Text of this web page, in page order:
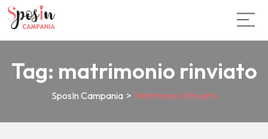
Tag: matrimonio rinviato
SposIn Campania > Matrimonio Rinviato